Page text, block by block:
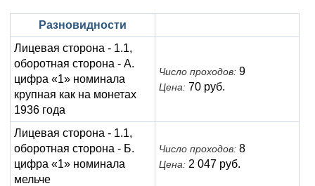
Для Молдавии и Валахии
Таврические монеты
Медь
Для Пруссии
Ливонезы
Альбертусталер
Петр II (1727-1730)
Екатерина I (1725-1727)
Петр I (1682-1725)
Золото
Серебро
Медь
Разновидности
Лицевая сторона - 1.1,
оборотная сторона - А.
цифра «1» номинала
крупная как на монетах
1936 года
Число проходов: 9
Цена: 70 руб.
Лицевая сторона - 1.1,
оборотная сторона - Б.
цифра «1» номинала
мельче
Число проходов: 8
Цена: 2 047 руб.